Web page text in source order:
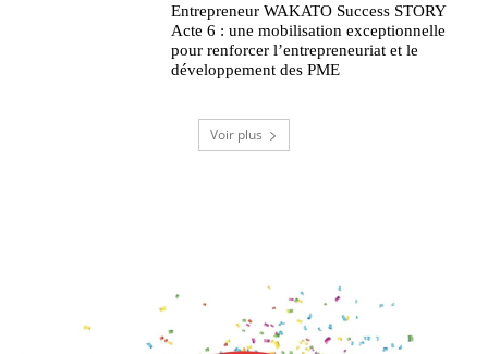
Entrepreneur WAKATO Success STORY
Acte 6 : une mobilisation exceptionnelle
pour renforcer l’entrepreneuriat et le
développement des PME
Voir plus